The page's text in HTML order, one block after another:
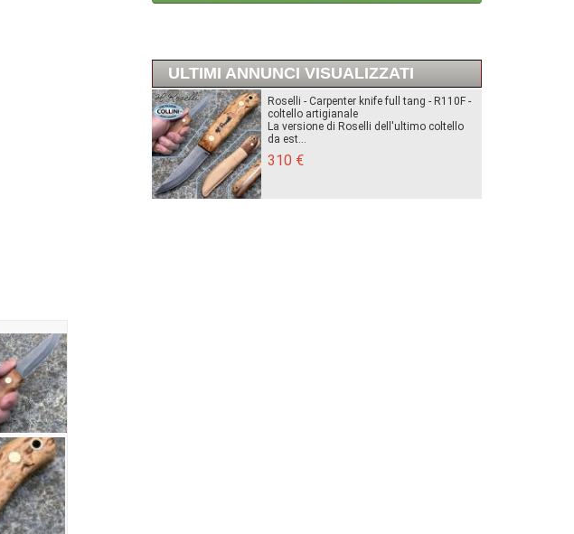
ULTIMI ANNUNCI VISUALIZZATI
Roselli - Carpenter knife full tang - R110F -
coltello artigianale
La versione di Roselli dell'ultimo coltello
da est...
310 €